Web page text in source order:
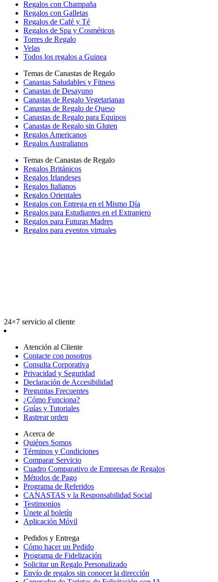
Regalos con Champaña
Regalos con Galletas
Regalos de Café y Té
Regalos de Spa y Cosméticos
Torres de Regalo
Velas
Todos los regalos a Guinea
Temas de Canastas de Regalo
Canastas Saludables y Fitness
Canastas de Desayuno
Canastas de Regalo Vegetarianas
Canastas de Regalo de Queso
Canastas de Regalo para Equipos
Canastas de Regalo sin Gluten
Regalos Americanos
Regalos Australianos
Temas de Canastas de Regalo
Regalos Británicos
Regalos Irlandeses
Regalos Italianos
Regalos Orientales
Regalos con Entrega en el Mismo Día
Regalos para Estudiantes en el Extranjero
Regalos para Futuras Madres
Regalos para eventos virtuales
24×7 servicio al cliente
Atención al Cliente
Contacte con nosotros
Consulta Corporativa
Privacidad y Seguridad
Declaración de Accesibilidad
Preguntas Frecuentes
¿Cómo Funciona?
Guías y Tutoriales
Rastrear orden
Acerca de
Quiénes Somos
Términos y Condiciones
Comparar Servicio
Cuadro Comparativo de Empresas de Regalos
Métodos de Pago
Programa de Referidos
CANASTAS y la Responsabilidad Social
Testimonios
Únete al boletín
Aplicación Móvil
Pedidos y Entrega
Cómo hacer un Pedido
Programa de Fidelización
Solicitar un Regalo Personalizado
Envío de regalos sin conocer la dirección